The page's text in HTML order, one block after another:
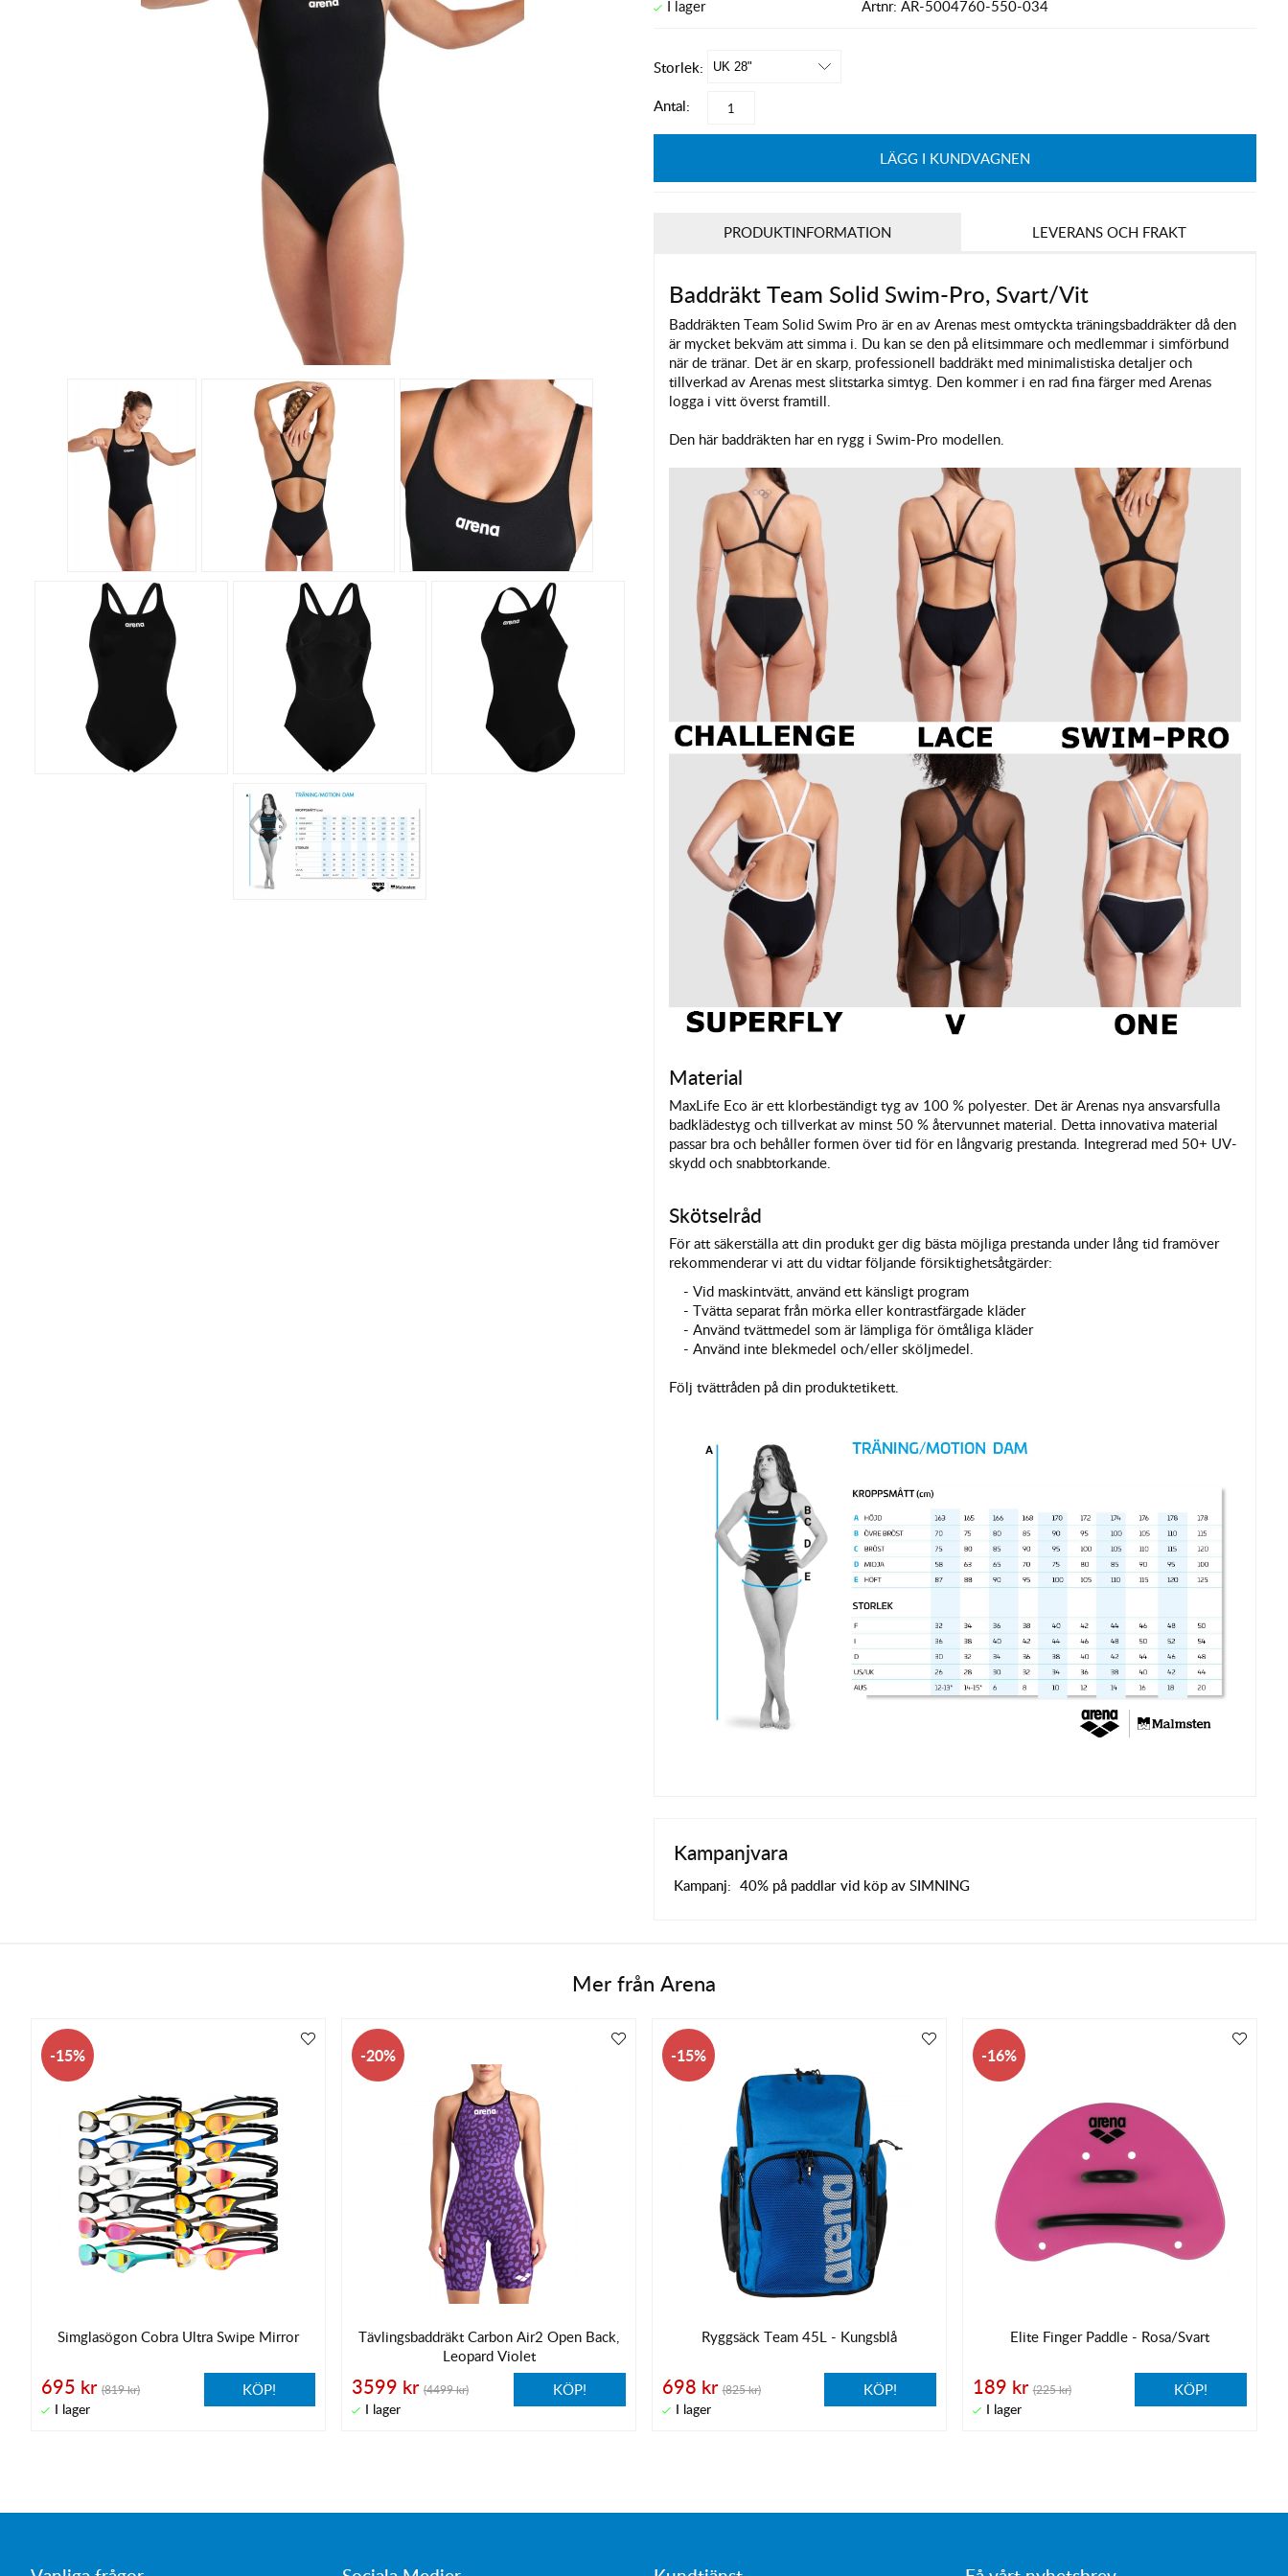
Artnr: AR-5004760-550-034
Storlek:
Antal:
LÄGG I KUNDVAGNEN
PRODUKTINFORMATION
Baddräkt Team Solid Swim-Pro, Svart/Vit
Baddräkten Team Solid Swim Pro är en av Arenas mest omtyckta träningsbaddräkter då den
är mycket bekväm att simma i. Du kan se den på elitsimmare och medlemmar i simförbund
när de tränar. Det är en skarp, professionell baddräkt med minimalistiska detaljer och
tillverkad av Arenas mest slitstarka simtyg. Den kommer i en rad fina färger med Arenas
logga i vitt överst framtill.
Den här baddräkten har en rygg i Swim-Pro modellen.
Material
MaxLife Eco är ett klorbeständigt tyg av 100 % polyester. Det är Arenas nya ansvarsfulla
badklädestyg och tillverkat av minst 50 % återvunnet material. Detta innovativa material
passar bra och behåller formen över tid för en långvarig prestanda. Integrerad med 50+ UV-
skydd och snabbtorkande.
Skötselråd
För att säkerställa att din produkt ger dig bästa möjliga prestanda under lång tid framöver
rekommenderar vi att du vidtar följande försiktighetsåtgärder:
- Vid maskintvätt, använd ett känsligt program
- Tvätta separat från mörka eller kontrastfärgade kläder
- Använd tvättmedel som är lämpliga för ömtåliga kläder
- Använd inte blekmedel och/eller sköljmedel.
Följ tvättråden på din produktetikett.
LEVERANS OCH FRAKT
Kampanjvara
Kampanj: 40% på paddlar vid köp av SIMNING
Mer från Arena
15
Simglasögon Cobra Ultra Swipe Mirror
695 kr (819 kr) KÖP!
20
Tävlingsbaddräkt Carbon Air2 Open Back,
Leopard Violet
3599 kr (4499 kr) KÖP!
15
Ryggsäck Team 45L - Kungsblå
698 kr (825 kr) KÖP!
16
Elite Finger Paddle - Rosa/Svart
189 kr (225 kr) KÖP!